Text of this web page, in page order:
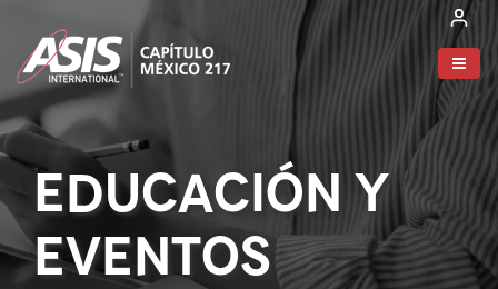
EDUCACIÓN Y
EVENTOS